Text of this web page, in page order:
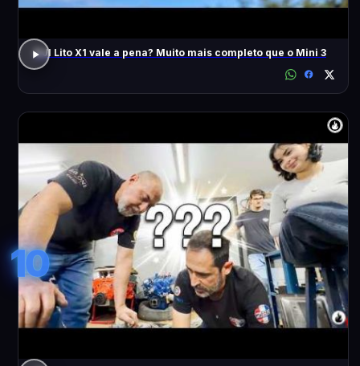
DJI Lito X1 vale a pena? Muito mais completo que o Mini 3
10